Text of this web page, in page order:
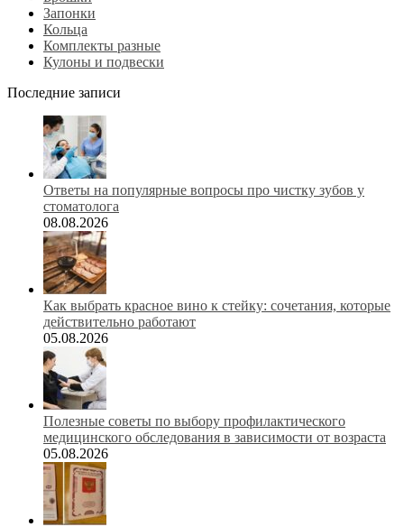
Запонки
Кольца
Комплекты разные
Кулоны и подвески
Последние записи
Ответы на популярные вопросы про чистку зубов у
стоматолога
08.08.2026
Как выбрать красное вино к стейку: сочетания, которые
действительно работают
05.08.2026
Полезные советы по выбору профилактического
медицинского обследования в зависимости от возраста
05.08.2026